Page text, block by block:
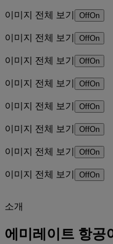
이미지 전체 보기 OffOn
이미지 전체 보기 OffOn
이미지 전체 보기 OffOn
이미지 전체 보기 OffOn
이미지 전체 보기 OffOn
이미지 전체 보기 OffOn
이미지 전체 보기 OffOn
이미지 전체 보기 OffOn
소개
에미레이트 항공